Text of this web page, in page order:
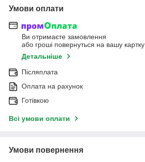
Умови оплати
Ви отримаєте замовлення
або гроші повернуться на вашу картку
Детальніше
Післяплата
Оплата на рахунок
Готівкою
Всі умови оплати
Умови повернення